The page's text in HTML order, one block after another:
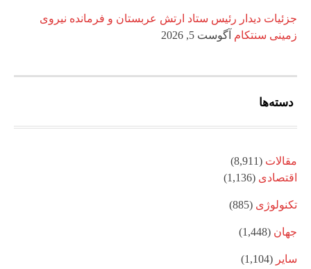
جزئیات دیدار رئیس ستاد ارتش عربستان و فرمانده نیروی
زمینی سنتکام آگوست 5, 2026
دسته‌ها
مقالات (8,911)
اقتصادی (1,136)
تکنولوژی (885)
جهان (1,448)
سایر (1,104)